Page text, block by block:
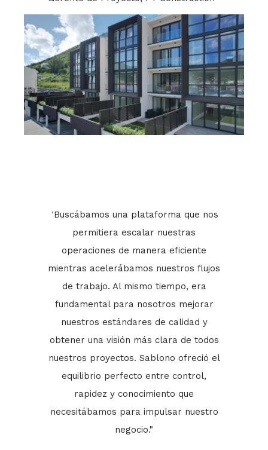
"Buscábamos una plataforma que nos
permitiera escalar nuestras
operaciones de manera eficiente
mientras acelerábamos nuestros flujos
de trabajo. Al mismo tiempo, era
fundamental para nosotros mejorar
nuestros estándares de calidad y
obtener una visión más clara de todos
nuestros proyectos. Sablono ofreció el
equilibrio perfecto entre control,
rapidez y conocimiento que
necesitábamos para impulsar nuestro
negocio."